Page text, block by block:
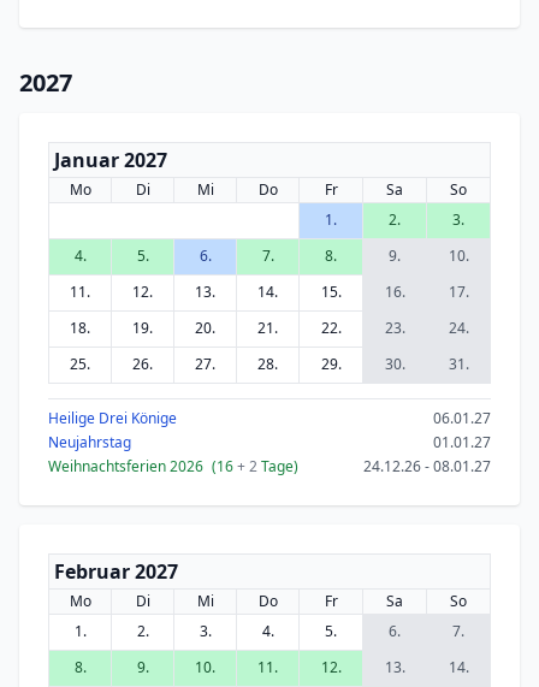
2027
Januar 2027
Mo Di Mi Do Fr Sa
So
1.
2.
3.
4.
5. 6. 7. 8. 9.
10.
11.
12. 13. 14. 15. 16.
17.
18.
19. 20. 21. 22. 23.
24.
25.
26. 27. 28. 29. 30. 31.
Heilige Drei Könige
06.01.27
Neujahrstag
01.01.27
Weihnachtsferien 2026 (16+ 2Tage) 24.12.26 - 08.01.27
Februar 2027
Mo Di Mi Do Fr Sa
So
1.
2. 3. 4. 5. 6.
7.
8.
9. 10. 11. 12. 13.
14.